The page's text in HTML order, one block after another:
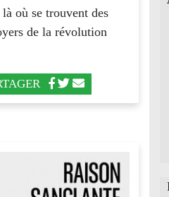
où se trouvent des
de la révolution